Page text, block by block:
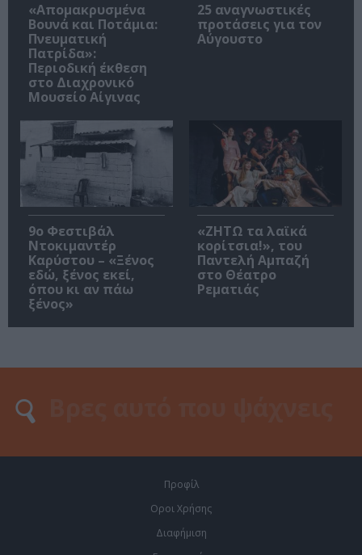
«Απομακρυσμένα
Βουνά και Ποτάμια:
Πνευματική
Πατρίδα»:
Περιοδική έκθεση
στο Διαχρονικό
Μουσείο Αίγινας
25 αναγνωστικές
προτάσεις για τον
Αύγουστο
9ο Φεστιβάλ
Ντοκιμαντέρ
Καρύστου – «Ξένος
εδώ, ξένος εκεί,
όπου κι αν πάω
ξένος»
«ΖΗΤΩ τα λαϊκά
κορίτσια!», του
Παντελή Αμπαζή
στο Θέατρο
Ρεματιάς
Προφίλ
Οροι Χρήσης
Διαφήμιση